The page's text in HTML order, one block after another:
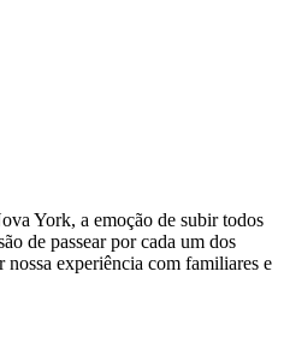
York, a emoção de subir todos
de passear por cada um dos
experiência com familiares e